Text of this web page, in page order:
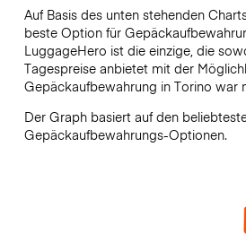
Auf Basis des unten stehenden
beste Option für
LuggageHero ist die einzige, die
Tagespreise anbietet mit der
Gepäckaufbewahrung in Torino war
Der Graph basiert auf den
Gepäckaufbewahrungs-Optionen.